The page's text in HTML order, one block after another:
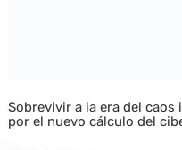
Sobrevivir a la era del
por el nuevo cálculo del